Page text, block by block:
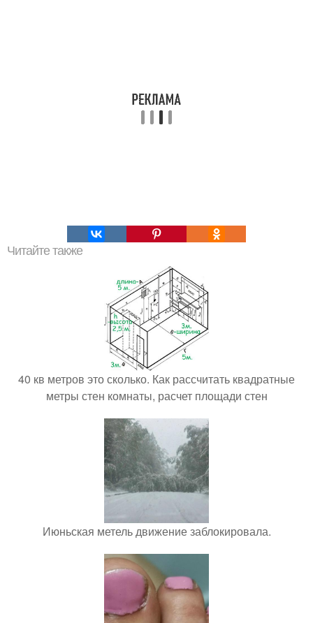
Читайте также
40 кв метров это сколько. Как рассчитать квадратные
метры стен комнаты, расчет площади стен
Июньская метель движение заблокировала.